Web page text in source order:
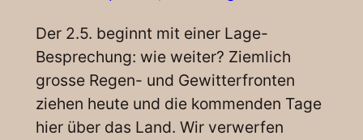
Der 2.5. beginnt mit einer Lage-
Besprechung: wie weiter? Ziemlich
grosse Regen- und Gewitterfronten
ziehen heute und die kommenden Tage
hier über das Land. Wir verwerfen